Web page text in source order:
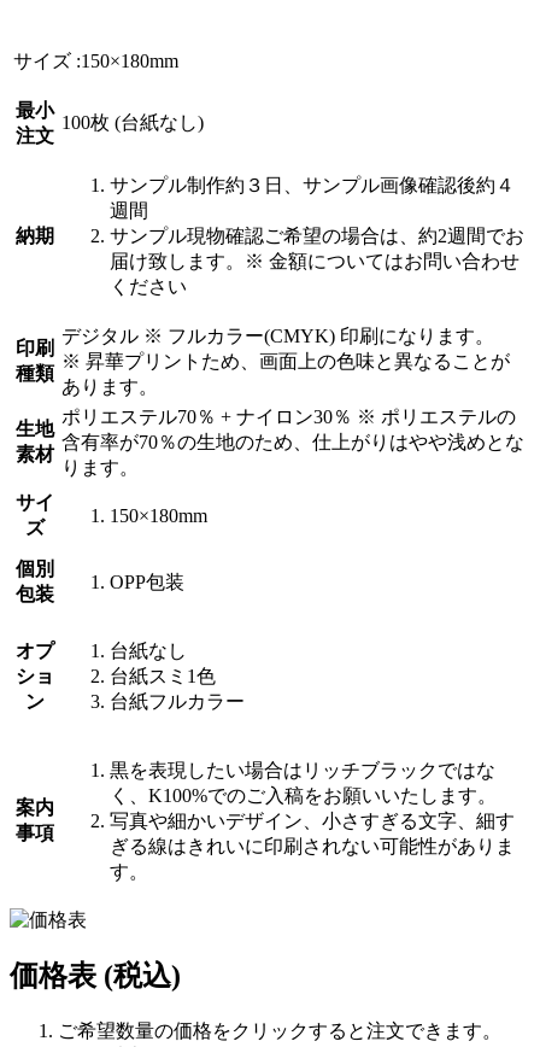
サイズ :150×180mm
最小
注文
100枚 (台紙なし)
納期
サンプル制作約３日、サンプル画像確認後約４
週間
サンプル現物確認ご希望の場合は、約2週間でお
届け致します。
※ 金額についてはお問い合わせ
ください
印刷
種類
デジタル ※ フルカラー(CMYK) 印刷になります。
※ 昇華プリントため、画面上の色味と異なることが
あります。
生地
素材
ポリエステル70％ + ナイロン30％ ※ ポリエステルの
含有率が70％の生地のため、仕上がりはやや浅めとな
ります。
サイ
ズ
150×180mm
個別
包装
OPP包装
オプ
ショ
ン
台紙なし
台紙スミ1色
台紙フルカラー
案内
事項
黒を表現したい場合はリッチブラックではな
く、K100%でのご入稿をお願いいたします。
写真や細かいデザイン、小さすぎる文字、細す
ぎる線はきれいに印刷されない可能性がありま
す。
価格表 (税込)
ご希望数量の価格をクリックすると注文できます。